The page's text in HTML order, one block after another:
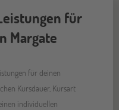
für
Margate
für deinen
Kursdauer, Kursart
individuellen